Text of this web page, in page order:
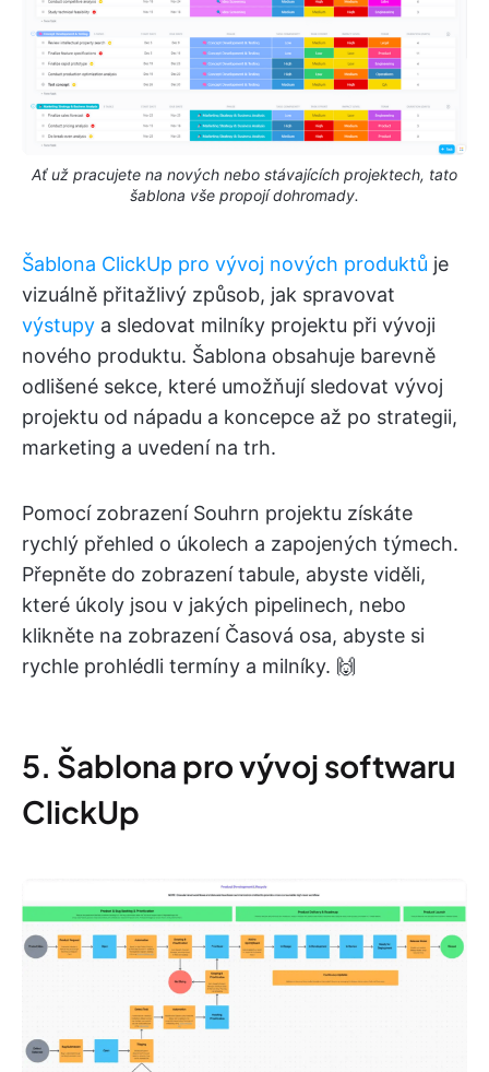
Ať už pracujete na nových nebo stávajících projektech, tato
šablona vše propojí dohromady.
Šablona ClickUp pro vývoj nových produktů je
vizuálně přitažlivý způsob, jak spravovat
výstupy a sledovat milníky projektu při vývoji
nového produktu. Šablona obsahuje barevně
odlišené sekce, které umožňují sledovat vývoj
projektu od nápadu a koncepce až po strategii,
marketing a uvedení na trh.
Pomocí zobrazení Souhrn projektu získáte
rychlý přehled o úkolech a zapojených týmech.
Přepněte do zobrazení tabule, abyste viděli,
které úkoly jsou v jakých pipelinech, nebo
klikněte na zobrazení Časová osa, abyste si
rychle prohlédli termíny a milníky. 🙌
5. Šablona pro vývoj softwaru
ClickUp